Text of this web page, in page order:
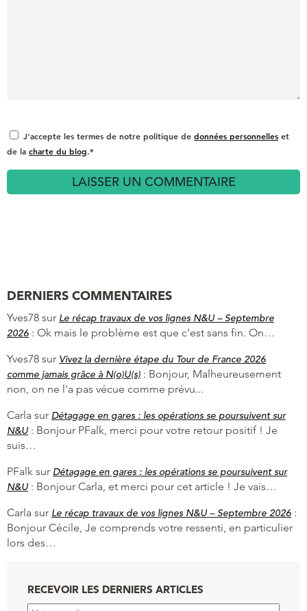
J'accepte les termes de notre politique de données personnelles et
de la charte du blog.*
DERNIERS COMMENTAIRES
Yves78 sur Le récap travaux de vos lignes N&U – Septembre
2026 : Ok mais le problème est que c'est sans fin. On…
Yves78 sur Vivez la dernière étape du Tour de France 2026
comme jamais grâce à N(o)U(s) : Bonjour, Malheureusement
non, on ne l'a pas vécue comme prévu...
Carla sur Détagage en gares : les opérations se poursuivent sur
N&U : Bonjour PFalk, merci pour votre retour positif ! Je
suis…
PFalk sur Détagage en gares : les opérations se poursuivent sur
N&U : Bonjour Carla, et merci pour cet article ! Je vais…
Carla sur Le récap travaux de vos lignes N&U – Septembre 2026 :
Bonjour Cécile, Je comprends votre ressenti, en particulier
lors des…
RECEVOIR LES DERNIERS ARTICLES